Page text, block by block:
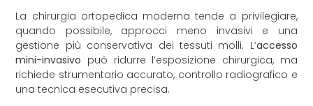
La chirurgia ortopedica moderna tende a privilegiare,
quando possibile, approcci meno invasivi e una
gestione più conservativa dei tessuti molli. L’accesso
mini-invasivo può ridurre l’esposizione chirurgica, ma
richiede strumentario accurato, controllo radiografico e
una tecnica esecutiva precisa.